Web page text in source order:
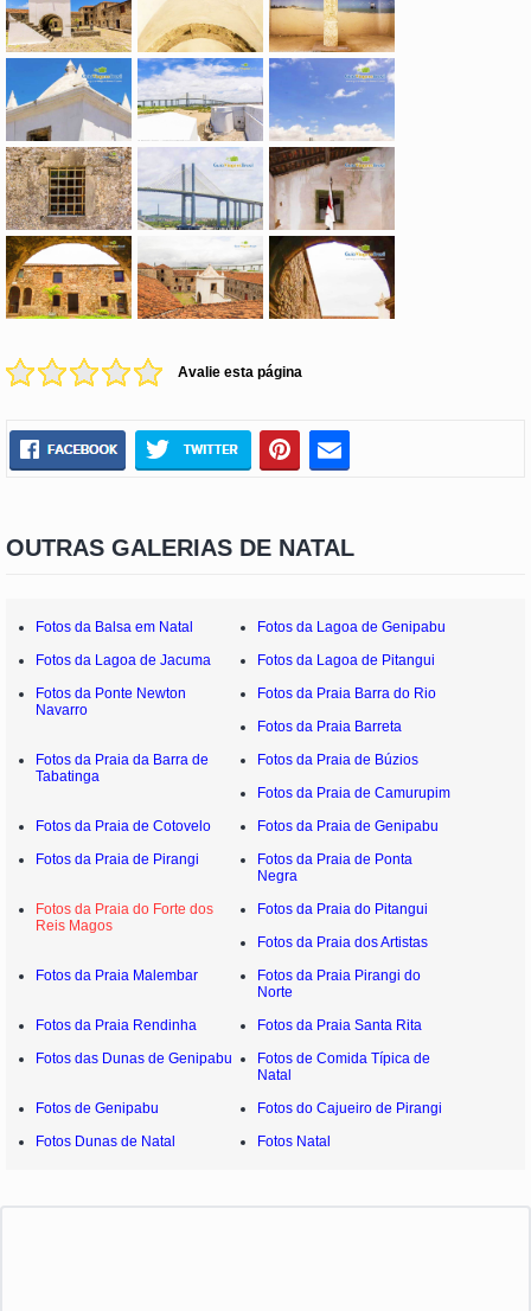
Avalie esta página
OUTRAS GALERIAS DE NATAL
Fotos da Balsa em Natal
Fotos da Lagoa de Genipabu
Fotos da Lagoa de Jacuma
Fotos da Lagoa de Pitangui
Fotos da Ponte Newton
Navarro
Fotos da Praia Barra do Rio
Fotos da Praia Barreta
Fotos da Praia da Barra de
Tabatinga
Fotos da Praia de Búzios
Fotos da Praia de Camurupim
Fotos da Praia de Cotovelo
Fotos da Praia de Genipabu
Fotos da Praia de Pirangi
Fotos da Praia de Ponta
Negra
Fotos da Praia do Forte dos
Reis Magos
Fotos da Praia do Pitangui
Fotos da Praia dos Artistas
Fotos da Praia Malembar
Fotos da Praia Pirangi do
Norte
Fotos da Praia Rendinha
Fotos da Praia Santa Rita
Fotos das Dunas de Genipabu
Fotos de Comida Típica de
Natal
Fotos de Genipabu
Fotos do Cajueiro de Pirangi
Fotos Dunas de Natal
Fotos Natal